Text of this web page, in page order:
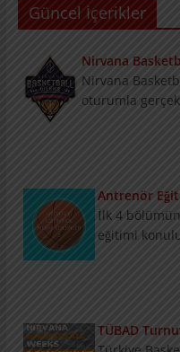
Güncel İçerikler
Nirvana
Nirvana
oturumla
Antrenör
İlk 4
eğitimi
TÜBAD